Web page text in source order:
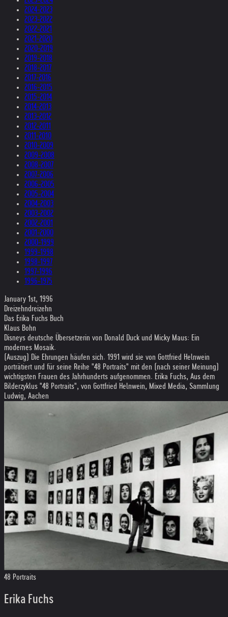
2024-2023
2023-2022
2022-2021
2021-2020
2020-2019
2019-2018
2018-2017
2017-2016
2016-2015
2015-2014
2014-2013
2013-2012
2012-2011
2011-2010
2010-2009
2009-2008
2008-2007
2007-2006
2006-2005
2005-2004
2004-2003
2003-2002
2002-2001
2001-2000
2000-1999
1999-1998
1998-1997
1997-1996
1996-1975
January 1st, 1996
Dreizehndreizehn
Das Erika Fuchs Buch
Klaus Bohn
Disneys deutsche Übersetzerin von Donald Duck und Micky Maus: Ein
modernes Mosaik.
(Auszug) Die Ehrungen häufen sich. 1991 wird sie von Gottfried Helnwein
porträtiert und für seine Reihe "48 Portraits" mit den (nach seiner Meinung)
wichtigsten Frauen des Jahrhunderts aufgenommen. Erika Fuchs, Aus dem
Bilderzyklus "48 Portraits", von Gottfried Helnwein, Mixed Media, Sammlung
Ludwig, Aachen
48 Portraits
Erika Fuchs